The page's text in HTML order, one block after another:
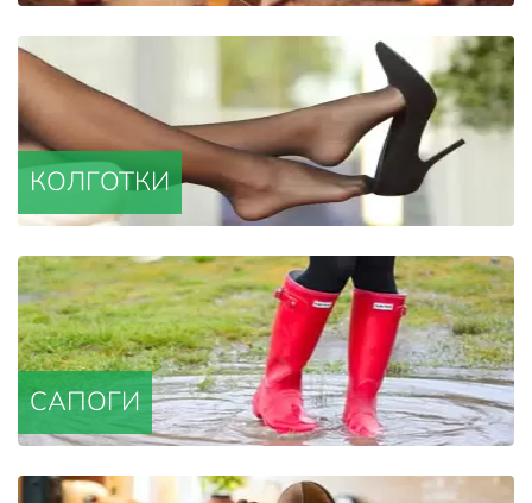
КОЛГОТКИ
САПОГИ